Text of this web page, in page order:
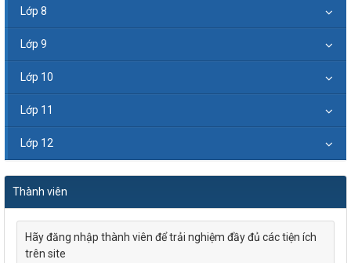
Lớp 8
Lớp 9
Lớp 10
Lớp 11
Lớp 12
Thành viên
Hãy đăng nhập thành viên để trải nghiệm đầy đủ các tiện ích
trên site